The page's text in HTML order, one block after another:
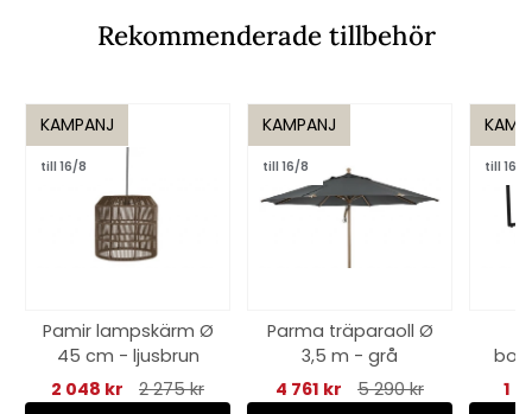
Rekommenderade tillbehör
KAMPANJ
till 16/8
Pamir lampskärm Ø
45 cm - ljusbrun
2 048 kr
2 275 kr
KAMPANJ
till 16/8
Parma träparaoll Ø
3,5 m - grå
4 761 kr
5 290 kr
till 16/8
1